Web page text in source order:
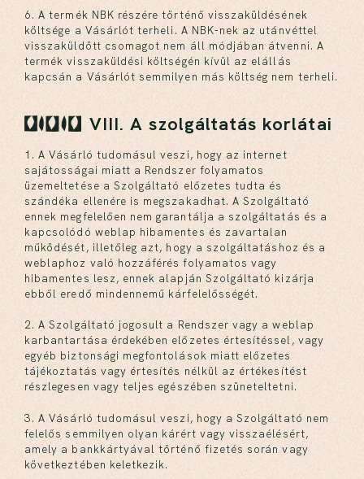
6. A termék NBK részére történő visszaküldésének
költsége a Vásárlót terheli. A NBK-nek az utánvéttel
visszaküldött csomagot nem áll módjában átvenni. A
termék visszaküldési költségén kívül az elállás
kapcsán a Vásárlót semmilyen más költség nem terheli.
VIII. A szolgáltatás korlátai
1. A Vásárló tudomásul veszi, hogy az internet
sajátosságai miatt a Rendszer folyamatos
üzemeltetése a Szolgáltató előzetes tudta és
szándéka ellenére is megszakadhat. A Szolgáltató
ennek megfelelően nem garantálja a szolgáltatás és a
kapcsolódó weblap hibamentes és zavartalan
működését, illetőleg azt, hogy a szolgáltatáshoz és a
weblaphoz való hozzáférés folyamatos vagy
hibamentes lesz, ennek alapján Szolgáltató kizárja
ebből eredő mindennemű kárfelelősségét.
2. A Szolgáltató jogosult a Rendszer vagy a weblap
karbantartása érdekében előzetes értesítéssel, vagy
egyéb biztonsági megfontolások miatt előzetes
tájékoztatás vagy értesítés nélkül az értékesítést
részlegesen vagy teljes egészében szüneteltetni.
3. A Vásárló tudomásul veszi, hogy a Szolgáltató nem
felelős semmilyen olyan kárért vagy visszaélésért,
amely a bankkártyával történő fizetés során vagy
következtében keletkezik.